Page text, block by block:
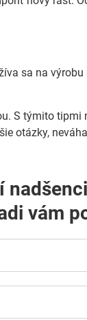
sa na
S týmito
otázky,
vám